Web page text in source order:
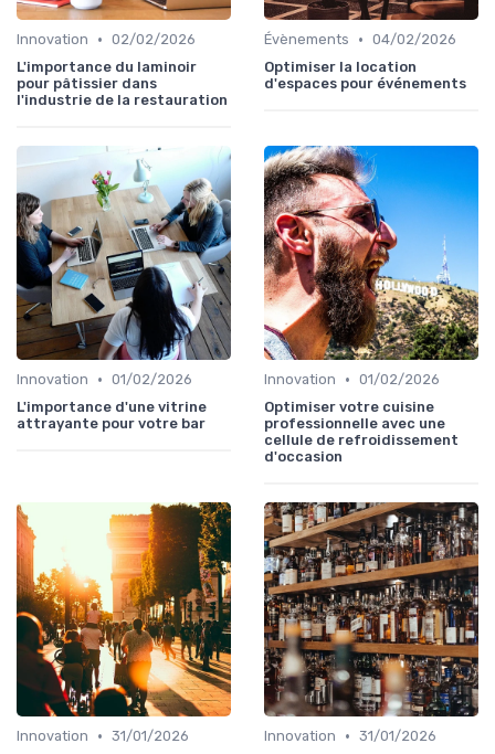
Innovation • 02/02/2026
L'importance du laminoir
pour pâtissier dans
l'industrie de la restauration
Évènements • 04/02/2026
Optimiser la location
d'espaces pour événements
Innovation • 01/02/2026
L'importance d'une vitrine
attrayante pour votre bar
Innovation • 01/02/2026
Optimiser votre cuisine
professionnelle avec une
cellule de refroidissement
d'occasion
Innovation • 31/01/2026
Innovation • 31/01/2026